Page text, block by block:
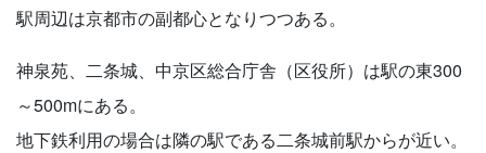
駅周辺は京都市の副都心となりつつある。
神泉苑、二条城、中京区総合庁舎（区役所）は駅の東300
～500mにある。
地下鉄利用の場合は隣の駅である二条城前駅からが近い。